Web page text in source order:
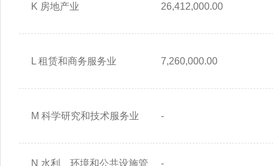
K 房地产业 26,412,000.00
L 租赁和商务服务业 7,260,000.00
M 科学研究和技术服务业 -
N 水利、环境和公共设施管 -